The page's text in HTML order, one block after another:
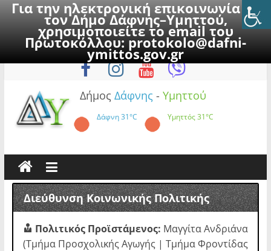
Για την ηλεκτρονική επικοινωνία με
τον Δήμο Δάφνης–Υμηττού,
χρησιμοποιείτε το email του
Πρωτοκόλλου:protokolo@dafni-
ymittos.gov.gr
to
Πέμπτη, 6 Αυγούστου 2026
Δήμος Δάφνης - Υμηττού
Δάφνη31°C Υμηττός31°C
Διεύθυνση Κοινωνικής Πολιτικής
Πολιτικός Προϊστάμενος: Μαγγίτα Ανδριάνα
(Τμήμα Προσχολικής Αγωγής | Τμήμα Φροντίδας